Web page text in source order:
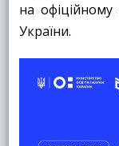
на офіційному
України.